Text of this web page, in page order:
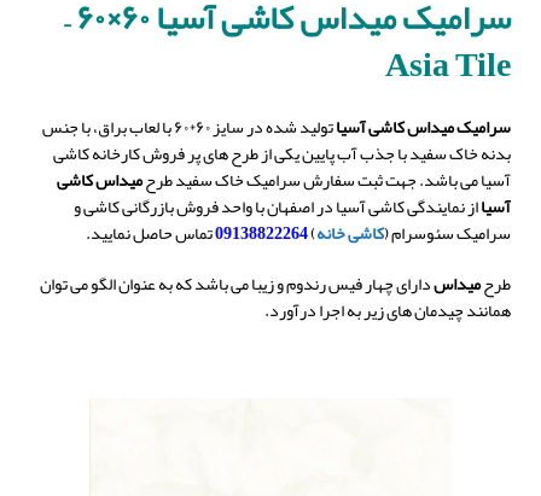
سرامیک میداس کاشی آسیا ۶۰×۶۰ –
Asia Tile
سرامیک میداس کاشی آسیا تولید شده در سایز ۶۰*۶۰ با لعاب براق، با جنس
بدنه خاک سفید با جذب آب پایین یکی از طرح های پر فروش کارخانه کاشی
آسیا می باشد. جهت ثبت سفارش سرامیک خاک سفید طرحمیداسکاشی
آسیااز نمایندگی کاشی آسیا در اصفهان با واحد فروش بازرگانی کاشی و
سرامیک سئوسرام (کاشی خانه)
09138822264تماس حاصل نمایید.
طرحمیداسدارای چهار فیس رندوم و زیبا می باشد که به عنوان الگو می توان
همانند چیدمان های زیر به اجرا درآورد.